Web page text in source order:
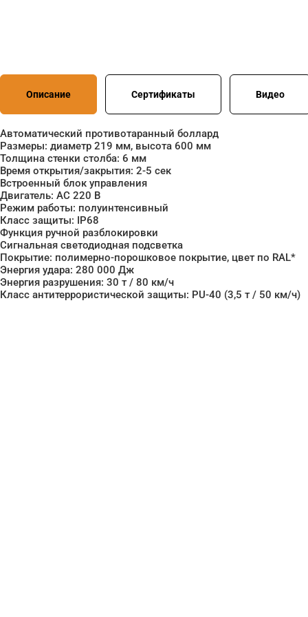
Описание Сертификаты Видео
Автоматический противотаранный боллард
Размеры: диаметр 219 мм, высота 600 мм
Толщина стенки столба: 6 мм
Время открытия/закрытия: 2-5 сек
Встроенный блок управления
Двигатель: АC 220 В
Режим работы: полуинтенсивный
Класс защиты: IP68
Функция ручной разблокировки
Сигнальная светодиодная подсветка
Покрытие: полимерно-порошковое покрытие, цвет по RAL*
Энергия удара: 280 000 Дж
Энергия разрушения: 30 т / 80 км/ч
Класс антитеррористической защиты: PU-40 (3,5 т / 50 км/ч)